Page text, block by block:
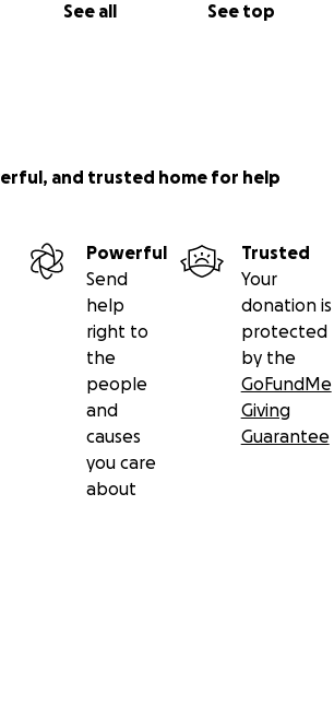
See all See top
and trusted home for help
Powerful
Send
help
right to
the
people
and
causes
you care
about
Trusted
Your
donation is
protected
by the
GoFundMe
Giving
Guarantee